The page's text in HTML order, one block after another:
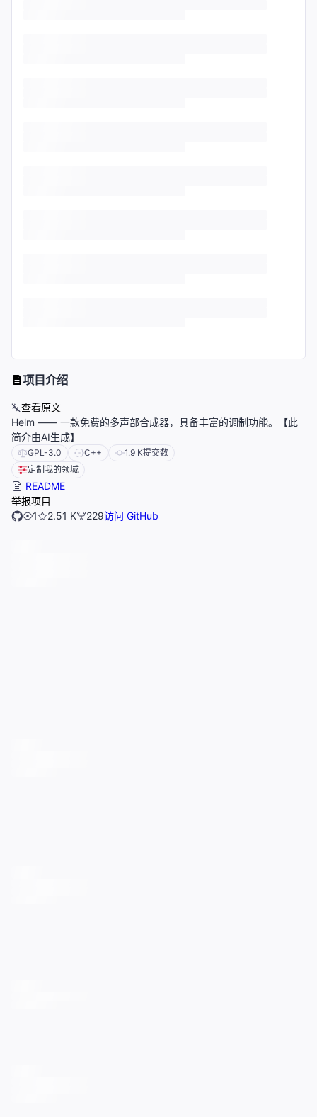
项目介绍
查看原文
Helm —— 一款免费的多声部合成器，具备丰富的调制功能。【此
简介由AI生成】
GPL-3.0 C++ 1.9 K提交数
定制我的领域
README
举报项目
1
2.51 K 229访问 GitHub